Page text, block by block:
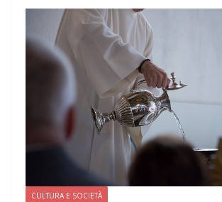
CULTURA E SOCIETÀ